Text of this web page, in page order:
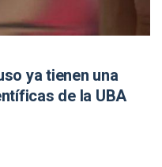
ya tienen una
de la UBA